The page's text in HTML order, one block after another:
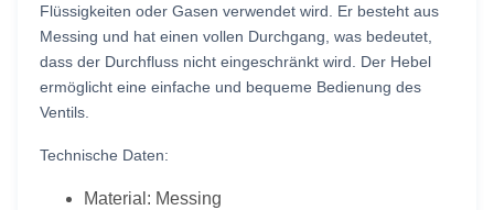
Flüssigkeiten oder Gasen verwendet wird. Er besteht aus
Messing und hat einen vollen Durchgang, was bedeutet,
dass der Durchfluss nicht eingeschränkt wird. Der Hebel
ermöglicht eine einfache und bequeme Bedienung des
Ventils.
Technische Daten:
Material: Messing